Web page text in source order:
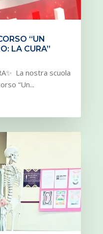
“UN
LA CURA”
La nostra scuola
“Un...